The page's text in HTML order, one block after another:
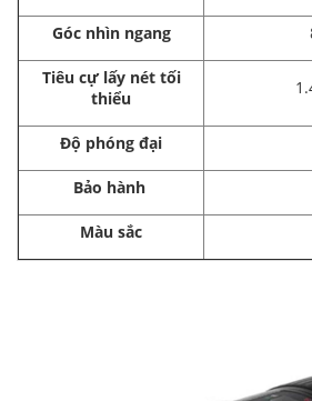
Góc nhìn ngang
Tiêu cự lấy nét tối
thiểu
Độ phóng đại
Bảo hành
Màu sắc